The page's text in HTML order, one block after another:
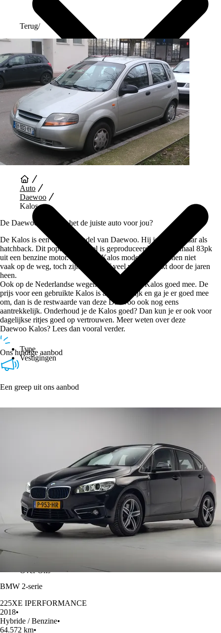
Auto Diensten
Type
Vestigingen
Over Ons
Terug/
Auto
Daewoo
Kalos
De Daewoo Kalos, is het de juiste auto voor jou?
De Kalos is een bekend model van Daewoo. Hij is beschikbaar als
hatchback. Dit populaire model is geproduceerd met maximaal 83pk
uit een benzine motor. Je ziet de Kalos modellen misschien niet
vaak op de weg, toch zijn er relatief veel van gemaakt door de jaren
heen.
Ook op de Nederlandse wegen kom je met de Kalos goed mee. De
prijs voor een gebruikte Kalos is aantrekkelijk en ga je er goed mee
om, dan is de restwaarde van deze Daewoo ook nog eens
aantrekkelijk. Onderhoud je de Kalos goed? Dan kun je er ook voor
dagelijkse ritjes goed op vertrouwen. Meer weten over deze
Daewoo Kalos? Lees dan vooral verder.
Ons huidige aanbod
Een greep uit ons aanbod
BMW 2-serie
225XE IPERFORMANCE
2018•
Hybride / Benzine•
64.572 km•